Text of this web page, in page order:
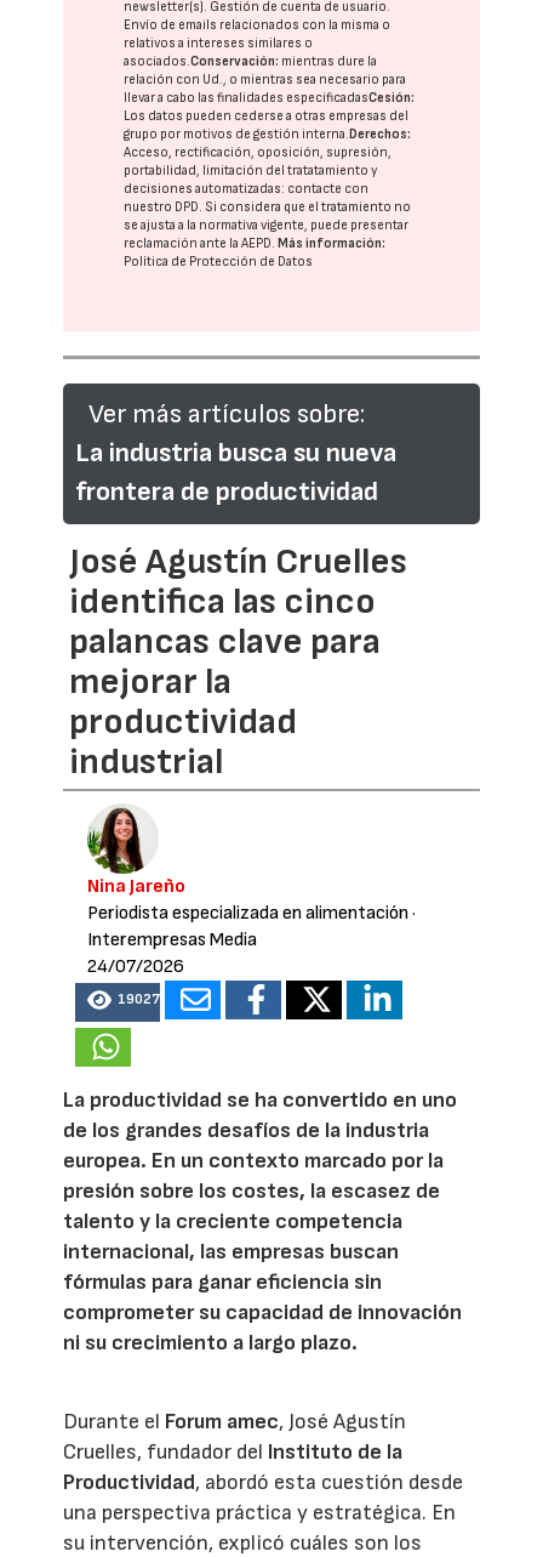
newsletter(s). Gestión de cuenta de usuario.
Envío de emails relacionados con la misma o
relativos a intereses similares o
asociados.Conservación: mientras dure la
relación con Ud., o mientras sea necesario para
llevar a cabo las finalidades especificadasCesión:
Los datos pueden cederse a otras empresas del
grupo por motivos de gestión interna.Derechos:
Acceso, rectificación, oposición, supresión,
portabilidad, limitación del tratatamiento y
decisiones automatizadas: contacte con
nuestro DPD. Si considera que el tratamiento no
se ajusta a la normativa vigente, puede presentar
reclamación ante laAEPD.Más información:
Política de Protección de Datos
Ver más artículos sobre:
La industria busca su nueva
frontera de productividad
José Agustín Cruelles
identifica las cinco
palancas clave para
mejorar la
productividad
industrial
Nina Jareño
Periodista especializada en alimentación ·
Interempresas Media
24/07/2026
19027
La productividad se ha convertido en uno
de los grandes desafíos de la industria
europea. En un contexto marcado por la
presión sobre los costes, la escasez de
talento y la creciente competencia
internacional, las empresas buscan
fórmulas para ganar eficiencia sin
comprometer su capacidad de innovación
ni su crecimiento a largo plazo.
Durante el Forum amec, José Agustín
Cruelles, fundador del Instituto de la
Productividad, abordó esta cuestión desde
una perspectiva práctica y estratégica. En
su intervención, explicó cuáles son los